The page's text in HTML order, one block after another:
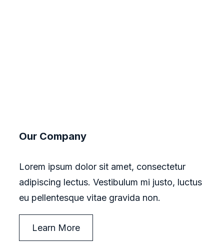
Our Company
Lorem ipsum dolor sit amet, consectetur
adipiscing lectus. Vestibulum mi justo, luctus
eu pellentesque vitae gravida non.
Learn More